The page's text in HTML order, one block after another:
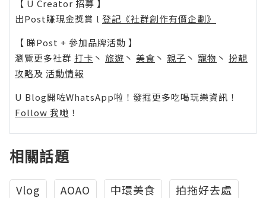
【 U Creator 招募 】
出Post賺現金獎賞 l 登記《社群創作有價企劃》
【 睇Post + 參加品牌活動 】
瀏覽更多社群 打卡 丶 旅遊 丶 美食 丶 親子 丶 寵物 丶 扮靚
攻略及 活動情報
U Blog開咗WhatsApp啦！發掘更多吃喝玩樂資訊！
Follow 我哋 ！
相關話題
Vlog AOAO 中環美食
拍拖好去處